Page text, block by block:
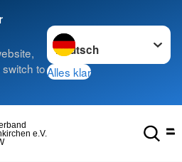
to
Sprache wechseln zu
Alles klar
e.V.